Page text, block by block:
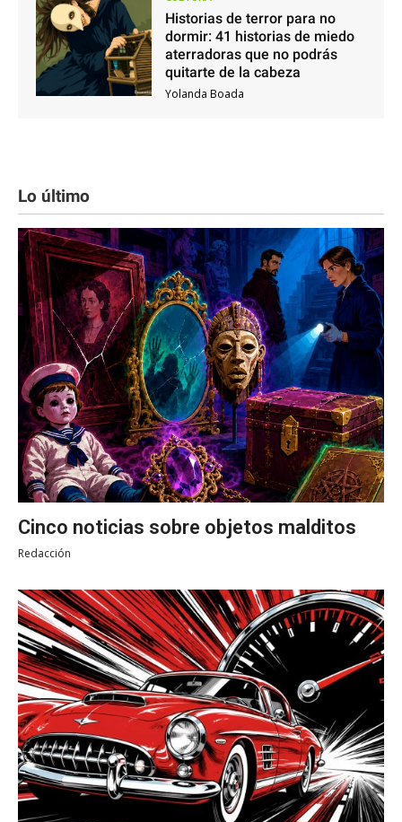
Historias de terror para no
dormir: 41 historias de miedo
aterradoras que no podrás
quitarte de la cabeza
Yolanda Boada
Lo último
Cinco noticias sobre objetos malditos
Redacción